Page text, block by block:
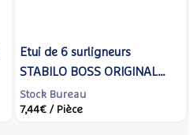
Etui de 6 surligneurs
STABILO BOSS ORIGINAL
Pastel Assortis
Stock Bureau
7,44€ / Pièce